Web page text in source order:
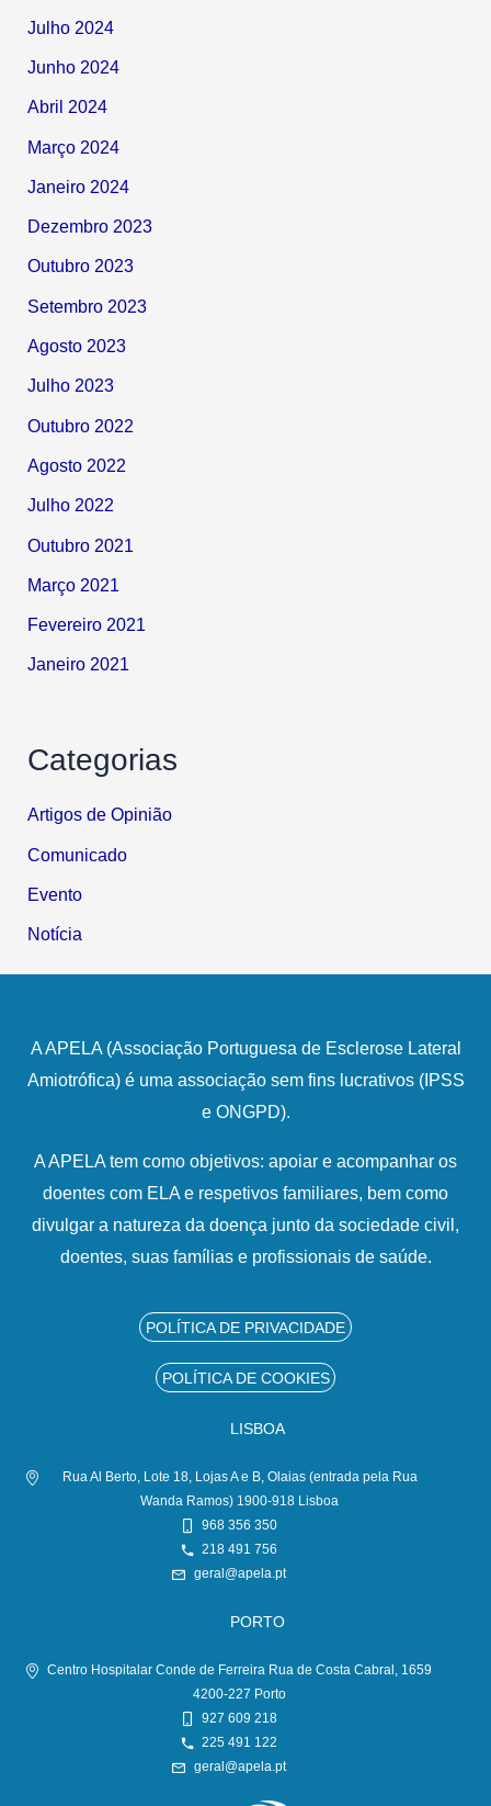
Julho 2024
Junho 2024
Abril 2024
Março 2024
Janeiro 2024
Dezembro 2023
Outubro 2023
Setembro 2023
Agosto 2023
Julho 2023
Outubro 2022
Agosto 2022
Julho 2022
Outubro 2021
Março 2021
Fevereiro 2021
Janeiro 2021
Categorias
Artigos de Opinião
Comunicado
Evento
Notícia
A APELA (Associação Portuguesa de Esclerose Lateral
Amiotrófica) é uma associação sem fins lucrativos (IPSS
e ONGPD).
A APELA tem como objetivos: apoiar e acompanhar os
doentes com ELA e respetivos familiares, bem como
divulgar a natureza da doença junto da sociedade civil,
doentes, suas famílias e profissionais de saúde.
POLÍTICA DE PRIVACIDADE
POLÍTICA DE COOKIES
LISBOA
Rua Al Berto, Lote 18, Lojas A e B, Olaias (entrada pela Rua
Wanda Ramos) 1900-918 Lisboa
968 356 350
218 491 756
geral@apela.pt
PORTO
Centro Hospitalar Conde de Ferreira Rua de Costa Cabral, 1659
4200-227 Porto
927 609 218
225 491 122
geral@apela.pt